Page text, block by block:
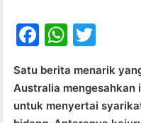
F
c
e
W
at
s
itt
er
Satu berita menarik
Australia mengesahkan
untuk menyertai